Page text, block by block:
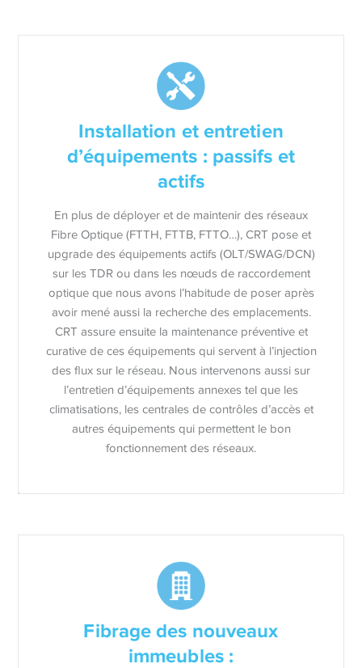
Installation et entretien
d’équipements : passifs et
actifs
En plus de déployer et de maintenir des réseaux
Fibre Optique (FTTH, FTTB, FTTO…), CRT pose et
upgrade des équipements actifs (OLT/SWAG/DCN)
sur les TDR ou dans les nœuds de raccordement
optique que nous avons l’habitude de poser après
avoir mené aussi la recherche des emplacements.
CRT assure ensuite la maintenance préventive et
curative de ces équipements qui servent à l’injection
des flux sur le réseau. Nous intervenons aussi sur
l’entretien d’équipements annexes tel que les
climatisations, les centrales de contrôles d’accès et
autres équipements qui permettent le bon
fonctionnement des réseaux.
Fibrage des nouveaux
immeubles :